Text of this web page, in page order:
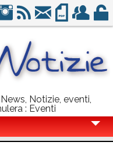
Notizie, eventi,
: Eventi